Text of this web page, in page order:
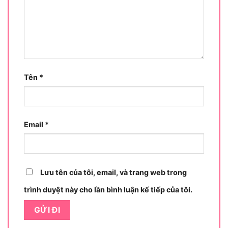
Người dùng Makita JR3051TK là những ai
Cụ thể, Máy cưa kiếm Makita JR3051TK được
nhiều lĩnh vực. Dưới đây là phân tích chi tiết về
công dụng và đối tượng sử dụng:
Công dụng chính của sản phẩm
Tên *
Email *
Lưu tên của tôi, email, và trang web trong
trình duyệt này cho lần bình luận kế tiếp của tôi.